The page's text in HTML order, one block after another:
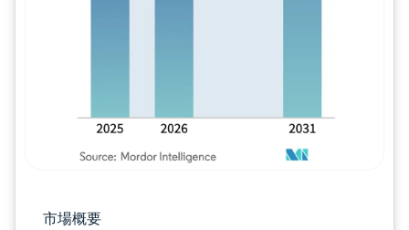
市場概要